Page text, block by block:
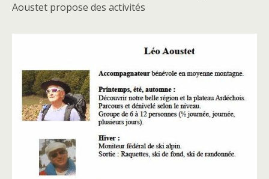
Aoustet propose des activités